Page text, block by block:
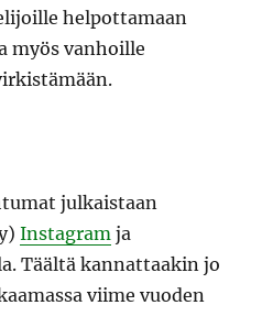
helpottamaan
myös vanhoille
julkaistaan
Instagram ja
Täältä kannattaakin jo
viime vuoden